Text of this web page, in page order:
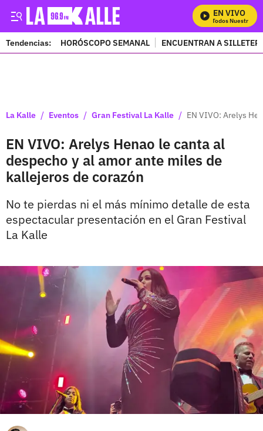
EN VIVO
Mira Todos Nuestros
Tendencias: HORÓSCOPO SEMANAL ENCUENTRAN A
La Kalle / Eventos / Gran Festival La Kalle / EN VIVO: Arelys
EN VIVO: Arelys Henao le canta al
despecho y al amor ante miles de
kallejeros de corazón
No te pierdas ni el más mínimo detalle de esta
espectacular presentación en el Gran Festival
La Kalle